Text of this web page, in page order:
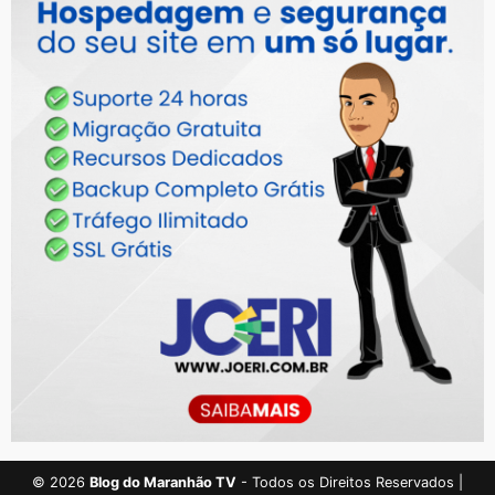
© 2026 Blog do Maranhão TV - Todos os Direitos Reservados |